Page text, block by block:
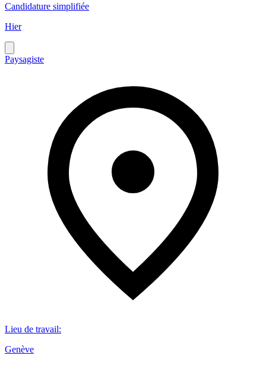
Candidature simplifiée
Hier
Paysagiste
Lieu de travail:
Genève